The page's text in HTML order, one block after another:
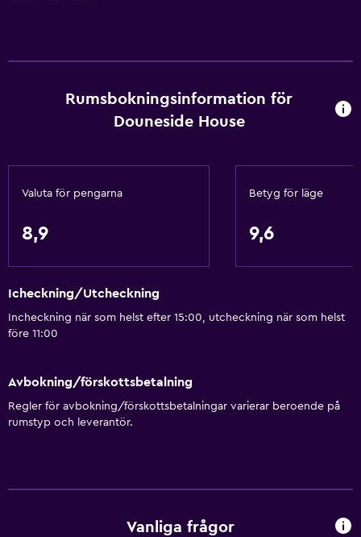
Rumsbokningsinformation för
Douneside House
Valuta för pengarna
8,9
Betyg för läge
9,6
Icheckning/Utcheckning
Incheckning när som helst efter 15:00, utcheckning när som helst
före 11:00
Avbokning/förskottsbetalning
Regler för avbokning/förskottsbetalningar varierar beroende på
rumstyp och leverantör.
Vanliga frågor